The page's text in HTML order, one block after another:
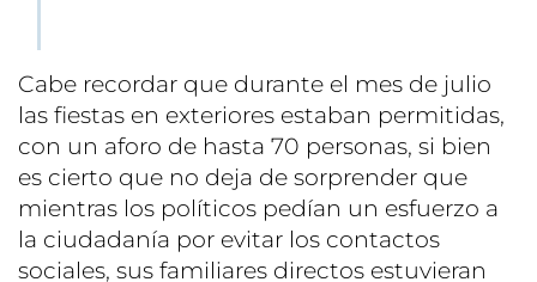
Cabe recordar que durante el mes de julio
las fiestas en exteriores estaban permitidas,
con un aforo de hasta 70 personas, si bien
es cierto que no deja de sorprender que
mientras los políticos pedían un esfuerzo a
la ciudadanía por evitar los contactos
sociales, sus familiares directos estuvieran